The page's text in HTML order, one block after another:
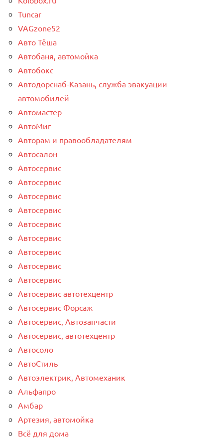
Tuncar
VAGzone52
Авто Тёша
Автобаня, автомойка
Автобокс
Автодорснаб-Казань, служба эвакуации
автомобилей
Автомастер
АвтоМиг
Авторам и правообладателям
Автосалон
Автосервис
Автосервис
Автосервис
Автосервис
Автосервис
Автосервис
Автосервис
Автосервис
Автосервис
Автосервис автотехцентр
Автосервис Форсаж
Автосервис, Автозапчасти
Автосервис, автотехцентр
Автосоло
АвтоСтиль
Автоэлектрик, Автомеханик
Альфапро
Амбар
Артезия, автомойка
Всё для дома